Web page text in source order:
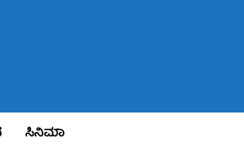
ಸಿನಿಮಾ